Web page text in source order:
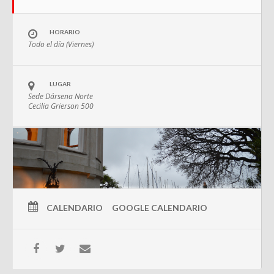
HORARIO
Todo el día (Viernes)
LUGAR
Sede Dársena Norte
Cecilia Grierson 500
CALENDARIO GOOGLE CALENDARIO